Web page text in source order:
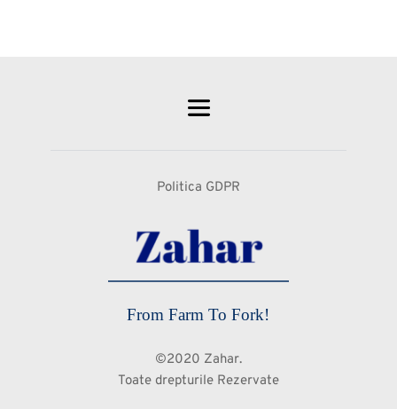
©2020 Zahar.
Toate drepturile Rezervate
From Farm To Fork!
Politica GDPR